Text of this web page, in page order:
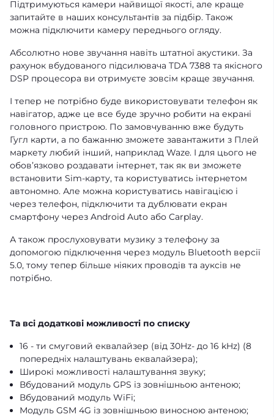
Підтримуються камери найвищої якості, але краще
запитайте в наших консультантів за підбір. Також
можна підключити камеру переднього огляду.
Абсолютно нове звучання навіть штатної акустики. За
рахунок вбудованого підсилювача TDA 7388 та якісного
DSP процесора ви отримуєте зовсім краще звучання.
І тепер не потрібно буде використовувати телефон як
навігатор, адже це все буде зручно робити на екрані
головного пристрою. По замовчуванню вже будуть
Гугл карти, а по бажанню зможете завантажити з Плей
маркету любий інший, наприклад Waze. І для цього не
обовʼязково роздавати інтернет, так як ви зможете
встановити Sim-карту, та користуватись інтернетом
автономно. Але можна користуватись навігацією і
через телефон, підключити та дублювати екран
смартфону через Android Auto або Carplay.
А також прослуховувати музику з телефону за
допомогою підключення через модуль Bluetooth версії
5.0, тому тепер більше ніяких проводів та ауксів не
потрібно.
Та всі додаткові можливості по списку
16 - ти смуговий еквалайзер (від 30Hz- до 16 kHz) (8
попередніх налаштувань еквалайзера);
Широкі можливості налаштування звуку;
Вбудований модуль GPS із зовнішньою антеною;
Вбудований модуль WiFi;
Модуль GSM 4G із зовнішньою виносною антеною;